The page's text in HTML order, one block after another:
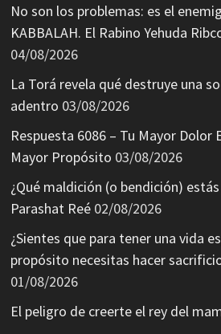
No son los problemas: es el
KABBALAH. El Rabino Yehuda
04/08/2026
La Torá revela qué destruye una
adentro 03/08/2026
Respuesta 6086 – Tu Mayor Dolor
Mayor Propósito 03/08/2026
¿Qué maldición (o bendición)
Parashat Reé 02/08/2026
¿Sientes que para tener una vida
propósito necesitas hacer
01/08/2026
El peligro de creerte el rey del